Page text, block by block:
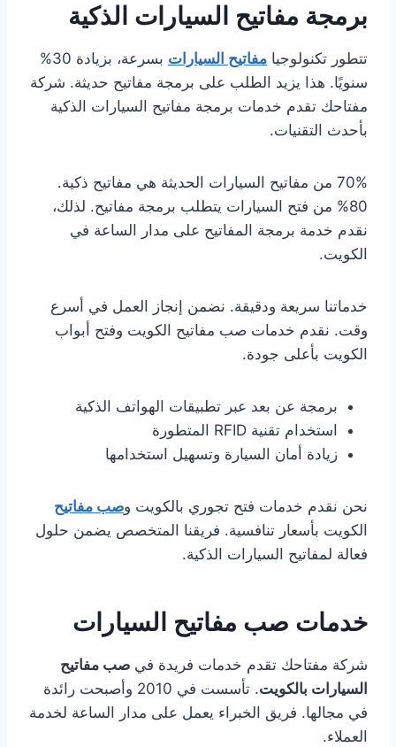
برمجة مفاتيح السيارات الذكية
تتطور تكنولوجيا مفاتيح السيارات
بسرعة، بزيادة 30%
سنويًا. هذا يزيد الطلب على برمجة مفاتيح حديثة. شركة
مفتاحك تقدم خدمات برمجة مفاتيح السيارات الذكية
بأحدث التقنيات.
70% من مفاتيح السيارات الحديثة هي مفاتيح ذكية.
80% من فتح السيارات يتطلب برمجة مفاتيح. لذلك،
نقدم خدمة برمجة المفاتيح على مدار الساعة في
الكويت.
خدماتنا سريعة ودقيقة. نضمن إنجاز العمل في أسرع
وقت. نقدم خدمات صب مفاتيح الكويت وفتح أبواب
الكويت بأعلى جودة.
برمجة عن بعد عبر تطبيقات الهواتف الذكية
استخدام تقنية RFID المتطورة
زيادة أمان السيارة وتسهيل استخدامها
نحن نقدم خدمات فتح تجوري بالكويت وصب مفاتيح
الكويت بأسعار تنافسية. فريقنا المتخصص يضمن حلول
فعالة لمفاتيح السيارات الذكية.
خدمات صب مفاتيح السيارات
شركة مفتاحك تقدم خدمات فريدة في صب مفاتيح
السيارات بالكويت
. تأسست في 2010 وأصبحت رائدة
في مجالها. فريق الخبراء يعمل على مدار الساعة لخدمة
العملاء.